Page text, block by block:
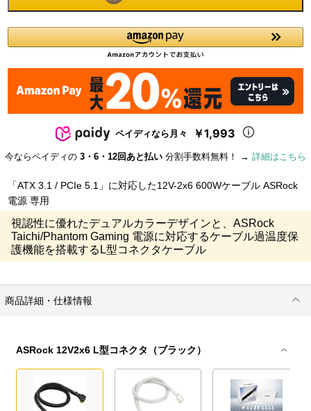
ペイディなら月々 ￥1,993
今ならペイディの 3・6・12回あと払い 分割手数料無料！ → 詳細はこちら
「ATX 3.1 / PCIe 5.1」に対応した12V-2x6 600Wケーブル ASRock
電源 専用
視認性に優れたデュアルカラーデザインと、ASRock
Taichi/Phantom Gaming 電源に対応するケーブル過温度保
護機能を搭載するL型コネクタケーブル
商品詳細・仕様情報
ASRock 12V2x6 L型コネクタ（ブラック）